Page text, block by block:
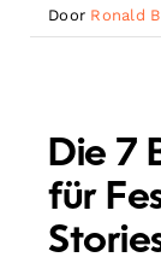
Door Ronald
Die 7
für